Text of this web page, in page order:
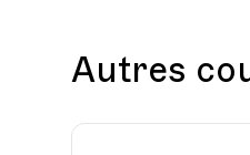
Autres